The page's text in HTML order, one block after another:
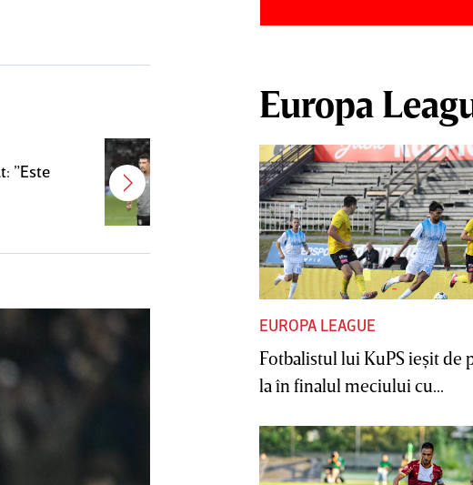
”Este
Antonio Folha a fost demis de la
CFR Cluj! Alţi 3 jucători sunt OUT
Europa
EUROPA LEAGUE
Fotbalistul lui KuPS ieşit de
la în finalul meciului cu...